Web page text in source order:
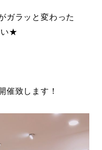
ガラッと変わった
い★
催致します！